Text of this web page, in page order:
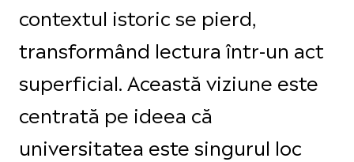
contextul istoric se pierd,
transformând lectura într-un act
superficial. Această viziune este
centrată pe ideea că
universitatea este singurul loc